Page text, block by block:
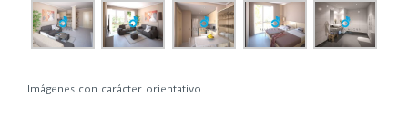
Imágenes con carácter orientativo.